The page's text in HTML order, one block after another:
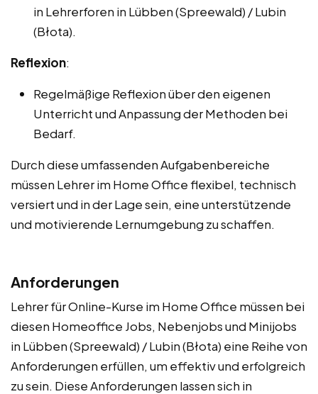
in Lehrerforen in Lübben (Spreewald) / Lubin
(Błota).
Reflexion:
Regelmäßige Reflexion über den eigenen
Unterricht und Anpassung der Methoden bei
Bedarf.
Durch diese umfassenden Aufgabenbereiche
müssen Lehrer im Home Office flexibel, technisch
versiert und in der Lage sein, eine unterstützende
und motivierende Lernumgebung zu schaffen.
Anforderungen
Lehrer für Online-Kurse im Home Office müssen bei
diesen Homeoffice Jobs, Nebenjobs und Minijobs
in Lübben (Spreewald) / Lubin (Błota) eine Reihe von
Anforderungen erfüllen, um effektiv und erfolgreich
zu sein. Diese Anforderungen lassen sich in